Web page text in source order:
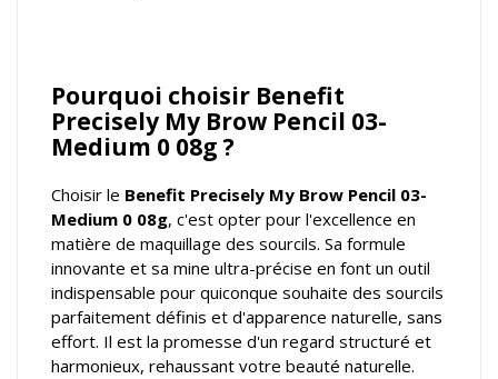
Pourquoi choisir Benefit
Precisely My Brow Pencil 03-
Medium 0 08g ?
Choisir le Benefit Precisely My Brow Pencil 03-
Medium 0 08g, c'est opter pour l'excellence en
matière de maquillage des sourcils. Sa formule
innovante et sa mine ultra-précise en font un outil
indispensable pour quiconque souhaite des sourcils
parfaitement définis et d'apparence naturelle, sans
effort. Il est la promesse d'un regard structuré et
harmonieux, rehaussant votre beauté naturelle.